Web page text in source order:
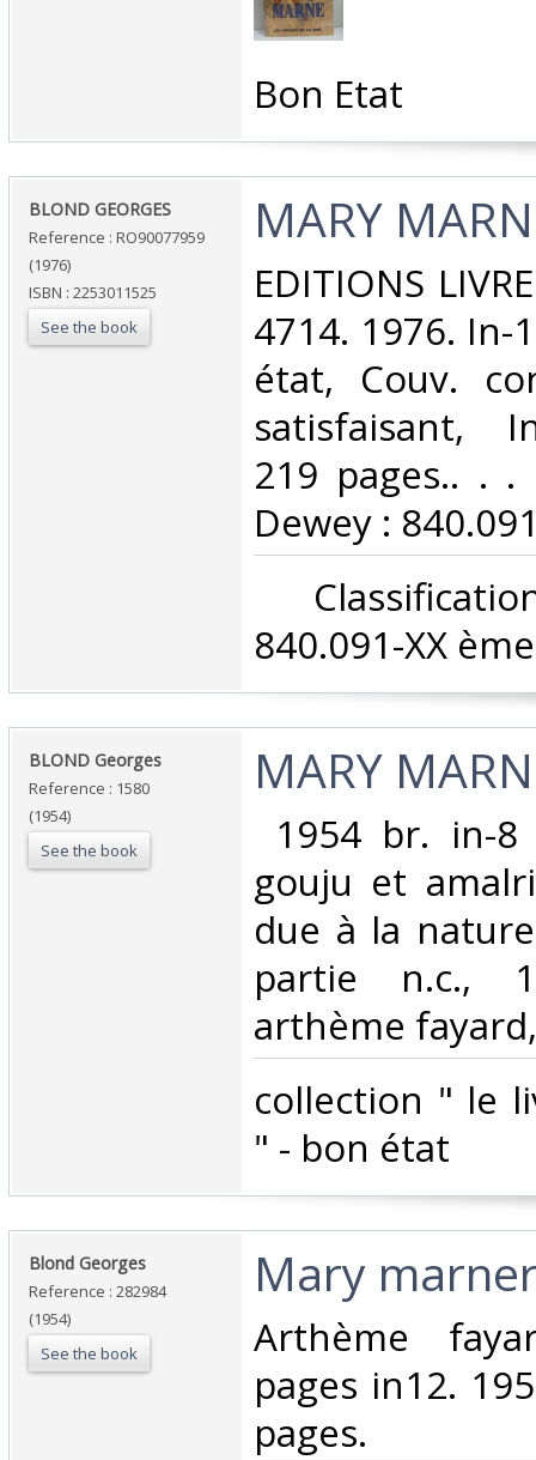
‎Bon Etat‎
‎BLOND GEORGES‎
Reference : RO90077959
(1976)
ISBN : 2253011525
See the book
‎MARY
‎EDITIONS
4714. 1976. In-
état, Couv.
satisfaisant,
219 pages.. . .
Dewey :
840.091-XX
‎BLOND Georges‎
Reference : 1580
(1954)
See the book
‎MARY
1954 br. in-
gouju et
due à la
partie n.c.,
arthème
‎collection " le
" - bon état ‎
‎Blond Georges‎
Reference : 282984
(1954)
See the book
‎Mary
‎Arthème
pages in12.
pages.‎